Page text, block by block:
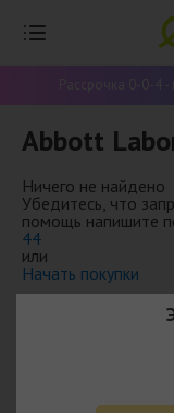
Рассрочка 0-0-4
Abbott
Ничего не найдено
Убедитесь, что
помощь напишите
44
или
Начать покупки